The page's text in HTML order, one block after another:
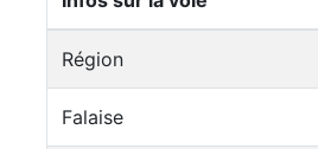
Région
Falaise